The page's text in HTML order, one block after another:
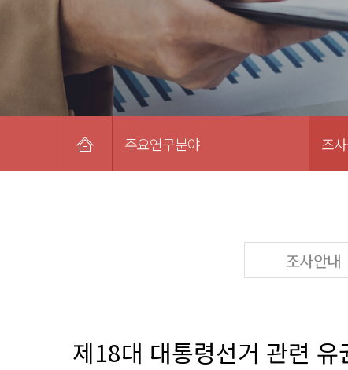
주요연구분야 조
조사안내
제18대 대통령선거 관련 유